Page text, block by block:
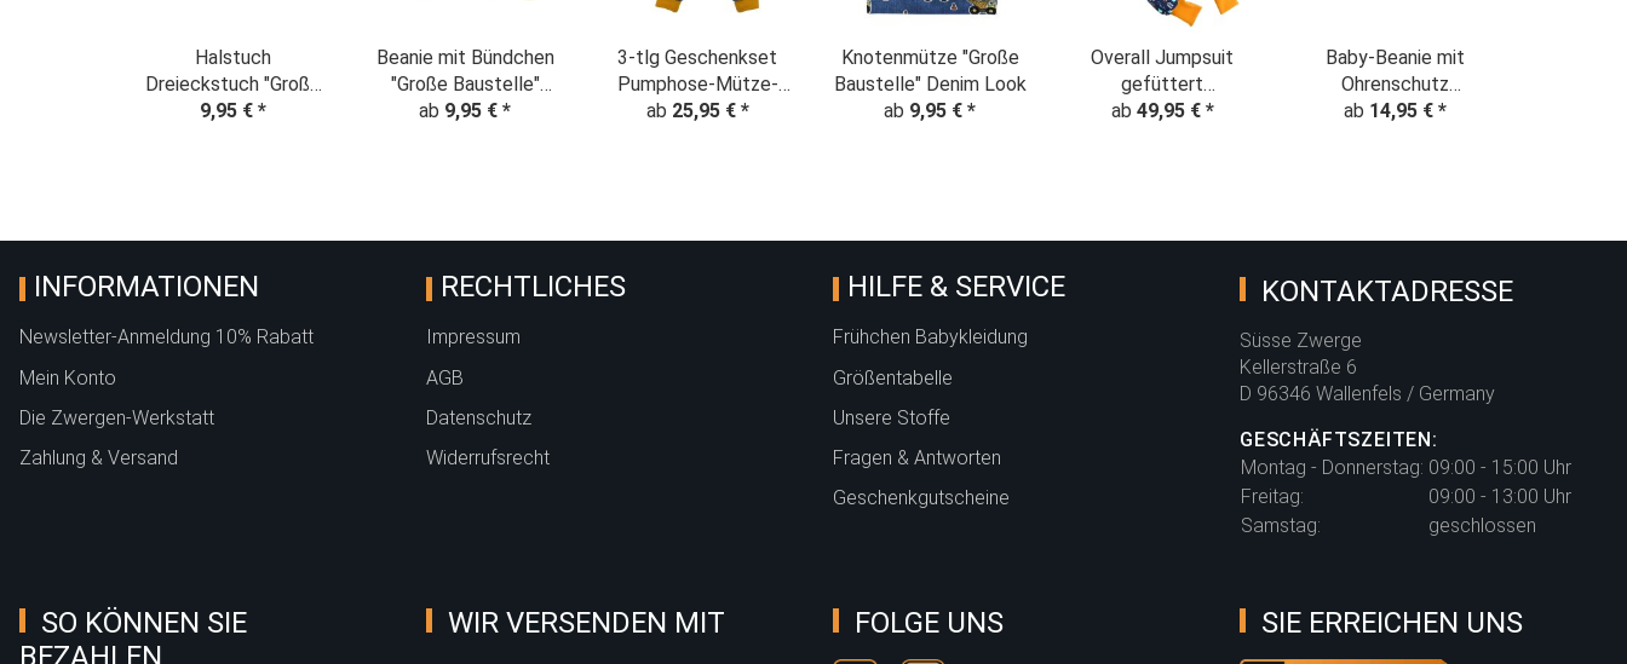
Halstuch
Dreieckstuch "Große
Baustelle" Denim Look
9,95 € *
Beanie mit Bündchen
"Große Baustelle"
Denim Look
ab 9,95 € *
3-tlg Geschenkset
Pumphose-Mütze-
Tuch "Große
ab 25,95 € *
Knotenmütze "Große
Baustelle" Denim Look
ab 9,95 € *
Overall Jumpsuit
gefüttert
"Pflanzentraum"
ab 49,95 € *
Baby-Beanie mit
Ohrenschutz
"Pflanzentraum"
ab 14,95 € *
INFORMATIONEN
Newsletter-Anmeldung 10% Rabatt
Mein Konto
Die Zwergen-Werkstatt
Zahlung & Versand
RECHTLICHES
Impressum
AGB
Datenschutz
Widerrufsrecht
HILFE & SERVICE
Frühchen Babykleidung
Größentabelle
Unsere Stoffe
Fragen & Antworten
Geschenkgutscheine
KONTAKTADRESSE
Süsse Zwerge
Kellerstraße 6
D 96346 Wallenfels / Germany
GESCHÄFTSZEITEN:
Montag - Donnerstag: 09:00 - 15:00 Uhr
Freitag:
09:00 - 13:00 Uhr
Samstag:
geschlossen
SO KÖNNEN SIE
BEZAHLEN
WIR VERSENDEN MIT FOLGE UNS SIE ERREICHEN UNS